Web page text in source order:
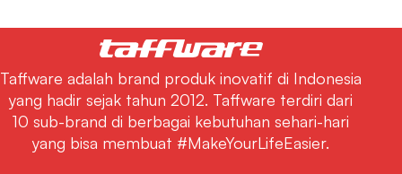
Taffware adalah brand produk inovatif di Indonesia
yang hadir sejak tahun 2012. Taffware terdiri dari
10 sub-brand di berbagai kebutuhan sehari-hari
yang bisa membuat #MakeYourLifeEasier.